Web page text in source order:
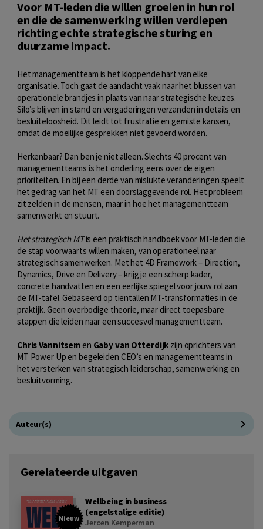
Voor MT-leden die willen groeien in hun rol
en die de samenwerking willen verdiepen
richting echte strategische sturing en
duurzame impact.
Het managementteam is het kloppende hart van elke
organisatie. Toch gaat de aandacht vaak naar het blussen van
operationele brandjes in plaats van naar strategische keuzes.
Silo’s blijven in stand en vergaderingen verzanden in details en
besluiteloosheid. Dit leidt tot frustratie en gemiste kansen,
omdat de moeilijke gesprekken niet gevoerd worden.
Herkenbaar? Dan ben je niet alleen. Slechts 40 procent van
managementteams is het onderling eens over de eigen
prioriteiten. En bij een derde van mislukte veranderingen speelt
het gedrag van het MT een doorslaggevende rol. Het probleem
zit zelden in de mensen, maar in hoe het managementteam
samenwerkt en stuurt.
Het strategisch MTis een praktisch handboek voor MT-leden die
de stap voorwaarts willen maken, van operationeel naar
strategisch samenwerken. Met het 4D Framework – Direction,
Dynamics, Drive en Delivery – krijg je een scherp kader,
concrete handvatten en een eerlijke spiegel voor jouw rol aan
de MT-tafel. Gebaseerd op tientallen MT-transformaties in de
praktijk. Geen overbodige theorie, maar direct toepasbare
stappen die leiden naar een succesvol managementteam.
Chris Vannitsemen Gaby van Otterdijk zijn oprichters van
MT Power Up en begeleiden CEO’s en managementteams in
het versterken van strategisch leiderschap, samenwerking en
besluitvorming.
Auteur(s)
Gerelateerde uitgaven
Nieuw
Wellbeing in business
(engelstalige editie)
Jeroen Kemperman